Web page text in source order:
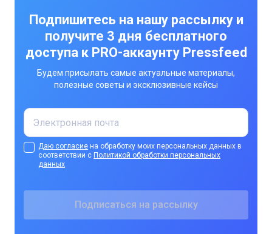
Подпишитесь на нашу рассылку и
получите 3 дня бесплатного
доступа к PRO-аккаунту Pressfeed
Будем присылать самые актуальные материалы,
полезные советы и эксклюзивные кейсы
Даю согласие на обработку моих персональных данных в
соответствии с Политикой обработки персональных
данных